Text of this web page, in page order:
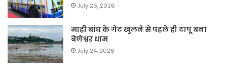
July 26, 2026
माही बांध के गेट खुलने से पहले ही टापू बना
बेणेश्वर धाम
July 24, 2026